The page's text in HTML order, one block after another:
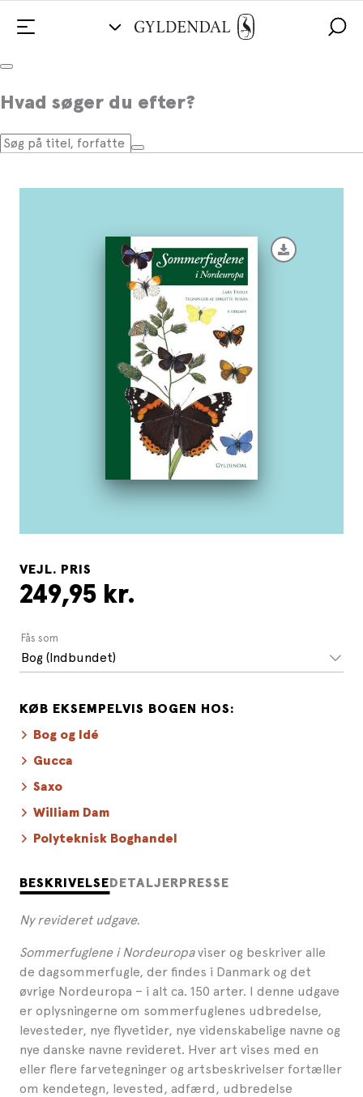
Hvad søger du efter?
Sommerfuglene i Nordeuropa
BESKRIVELSE DETALJER PRESSE
Ny revideret udgave.
Sommerfuglene i Nordeuropaviser og beskriver alle
de dagsommerfugle, der findes i Danmark og det
øvrige Nordeuropa – i alt ca. 150 arter. I denne udgave
er oplysningerne om sommerfuglenes udbredelse,
levesteder, nye flyvetider, nye videnskabelige navne og
nye danske navne revideret. Hver art vises med en
eller flere farvetegninger og artsbeskrivelser fortæller
om kendetegn, levested, adfærd, udbredelse
VEJL. PRIS
249,95 kr.
Fås som
Bog (Indbundet)
KØB EKSEMPELVIS BOGEN HOS:
Bog og Idé
Gucca
Saxo
William Dam
Polyteknisk Boghandel